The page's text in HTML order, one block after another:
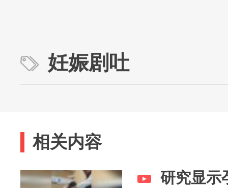
妊娠剧吐
相关内容
研究显示